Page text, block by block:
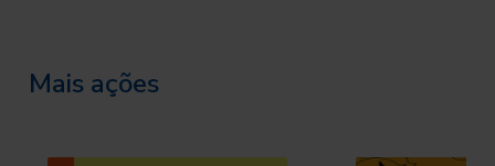
Mais ações